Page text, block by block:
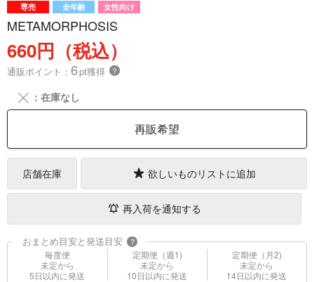
専売 全年齢 女性向け
METAMORPHOSIS
660円（税込）
通販ポイント： 6pt獲得 ？
╳ ：在庫なし
再販希望
店舗在庫 欲しいものリストに追加
再入荷を通知する
おまとめ目安と発送目安 ?
毎度便
未定から
5日以内に発送
定期便（週1)
未定から
10日以内に発送
定期便（月2)
未定から
14日以内に発送